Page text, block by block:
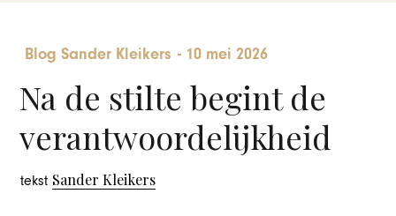
Blog Sander Kleikers - 10 mei 2026
Na de stilte begint de
verantwoordelijkheid
tekst Sander Kleikers